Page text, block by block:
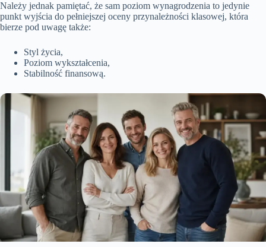
Należy jednak pamiętać, że sam poziom wynagrodzenia to jedynie
punkt wyjścia do pełniejszej oceny przynależności klasowej, która
bierze pod uwagę także:
Styl życia,
Poziom wykształcenia,
Stabilność finansową.